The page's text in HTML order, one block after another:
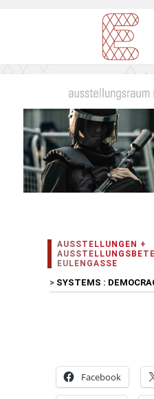
AUSSTELLUNGEN +
EULENGASSE
> SYSTEMS :
Facebook